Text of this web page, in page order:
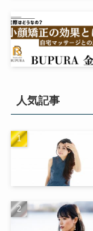
人気記事